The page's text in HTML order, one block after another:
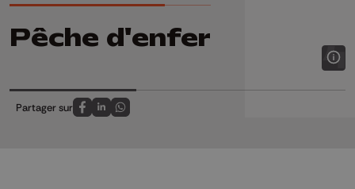
Pêche d'enfer
Partager sur
Partagez sur FaceBook
Partagez sur LinkedIn
Partagez sur Whatsapp